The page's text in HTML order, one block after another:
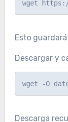
Esto
Descargar y
Descarga